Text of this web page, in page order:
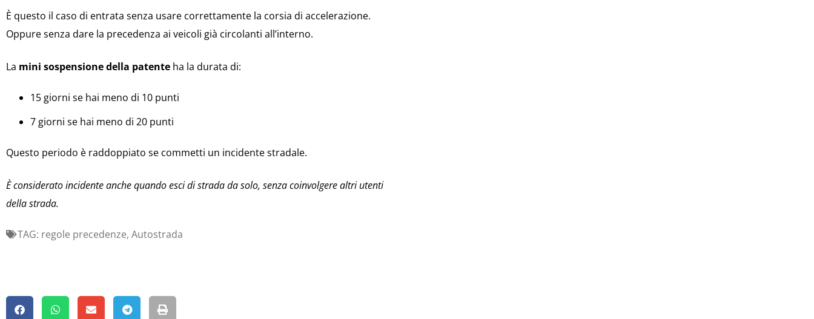
È questo il caso di entrata senza usare correttamente la corsia di accelerazione.
Oppure senza dare la precedenza ai veicoli già circolanti all’interno.
La mini sospensione della patente ha la durata di:
15 giorni se hai meno di 10 punti
7 giorni se hai meno di 20 punti
Questo periodo è raddoppiato se commetti un incidente stradale.
È considerato incidente anche quando esci di strada da solo, senza coinvolgere altri utenti
della strada.
TAG: regole precedenze, Autostrada